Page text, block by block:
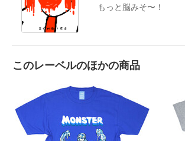
もっと脳みそ〜！
このレーベルのほかの商品